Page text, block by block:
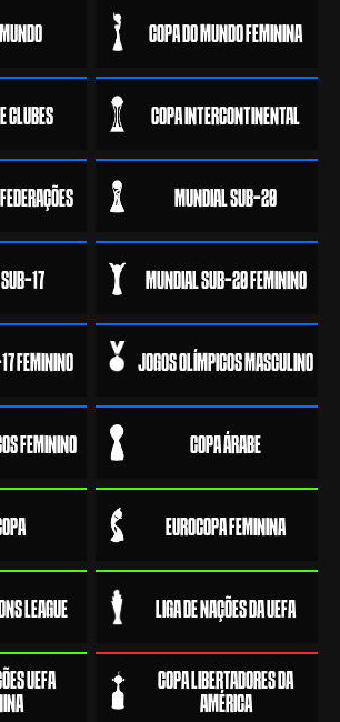
COPA DO MUNDO FEMININA
CLUBES COPA INTERCONTINENTAL
MUNDIAL SUB-20
17 MUNDIAL SUB-20 FEMININO
FEMININO JOGOS OLÍMPICOS MASCULINO
FEMININO COPA ÁRABE
EUROCOPA FEMININA
LEAGUE LIGA DE NAÇÕES DA UEFA
UEFA
COPA LIBERTADORES DA
AMÉRICA